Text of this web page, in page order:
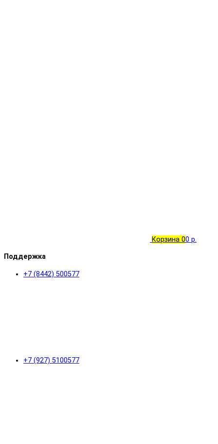
Корзина 00 р.
Поддержка
+7 (8442) 500577
+7 (927) 5100577